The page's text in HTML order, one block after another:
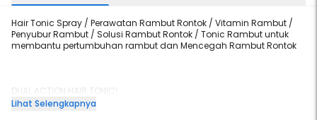
Hair Tonic Spray / Perawatan Rambut Rontok / Vitamin Rambut /
Penyubur Rambut / Solusi Rambut Rontok / Tonic Rambut untuk
membantu pertumbuhan rambut dan Mencegah Rambut Rontok
DUAL ACTION HAIR TONIC!
Lihat Selengkapnya